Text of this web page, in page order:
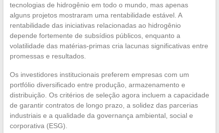
tecnologias de hidrogênio em todo o mundo, mas apenas
alguns projetos mostraram uma rentabilidade estável. A
rentabilidade das iniciativas relacionadas ao hidrogênio
depende fortemente de subsídios públicos, enquanto a
volatilidade das matérias-primas cria lacunas significativas entre
promessas e resultados.
Os investidores institucionais preferem empresas com um
portfólio diversificado entre produção, armazenamento e
distribuição. Os critérios de seleção agora incluem a capacidade
de garantir contratos de longo prazo, a solidez das parcerias
industriais e a qualidade da governança ambiental, social e
corporativa (ESG).